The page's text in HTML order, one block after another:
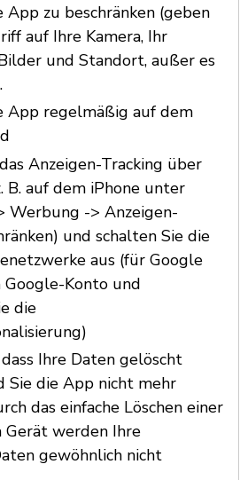
zu beschränken (geben
auf Ihre Kamera, Ihr
und Standort, außer es
App regelmäßig auf dem
Anzeigen-Tracking über
B. auf dem iPhone unter
Werbung -> Anzeigen-
und schalten Sie die
aus (für Google
Google-Konto und
die
Ihre Daten gelöscht
Sie die App nicht mehr
das einfache Löschen einer
Gerät werden Ihre
gewöhnlich nicht